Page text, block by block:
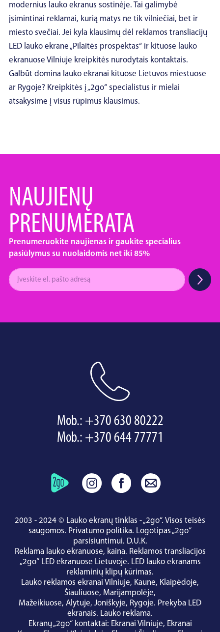
modernius lauko ekranus sostinėje. Tai galimybė
įsimintinai reklamai, kurią matys ne tik vilniečiai, bet ir
miesto svečiai. Jei kyla klausimų dėl reklamos transliacijų
LED lauko ekrane „Pilaitės prospektas“ ir kituose lauko
ekranuose Vilniuje kreipkitės nurodytais kontaktais.
Galbūt domina lauko ekranai kituose Lietuvos miestuose
ar Rygoje? Kreipkitės į „2go“ specialistus ir mielai
atsakysime į visus rūpimus klausimus.
NAUJIENŲ
PRENUMERATA
Prenumeruokite naujienas ir gaukite specialius
pasiūlymus su nuolaidomis net iki 85%
Mob.: +370 630 80222
Mob.: +370 644 77771
2003 - 2024 © Lauko ekranų tinklas - „2go“. Visos teisės
saugomos. Privatumo politika. Logotipas „2go“
parsisiuntimui. D.U.K.
Reklama lauko ekranuose, kaina. Reklamos transliacijos
„2go“ LED ekranuose Lietuvoje. LED lauko ekranams
reklaminių klipų kūrimas.
Lauko reklamos ekranai Vilniuje, Kaune, Klaipėdoje,
Šiauliuose, Marijampolėje,
Mažeikiuose, Alytuje, Joniškyje, Rygoje. Prekyba LED
ekranais. Lauko reklama.
Ekranų „2go“ kontaktai: Ekranai Vilniuje, Ekranai